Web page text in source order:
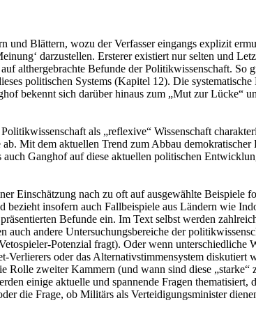
und Blättern, wozu der Verfasser eingangs explizit
darzustellen. Ersterer existiert nur selten und
althergebrachte Befunde der Politikwissenschaft. So
politischen Systems (Kapitel 12). Die
bekennt sich darüber hinaus zum „Mut zur Lücke“
als „reflexive“ Wissenschaft
Mit dem aktuellen Trend zum Abbau
Ganghof auf diese aktuellen politischen
Einschätzung nach zu oft auf ausgewählte Beispiele
bezieht insofern auch Fallbeispiele aus Ländern wie
Befunde ein. Im Text selbst werden
auch andere Untersuchungsbereiche der
Potenzial fragt). Oder wenn unterschiedliche
oder das Alternativstimmensystem diskutiert
Rolle zweiter Kammern (und wann sind diese
einige aktuelle und spannende Fragen
die Frage, ob Militärs als Verteidigungsminister